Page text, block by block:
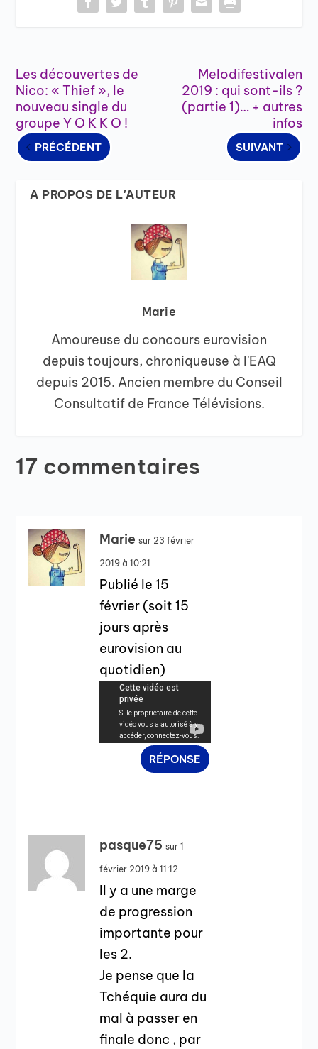
Les découvertes de
Nico: « Thief », le
nouveau single du
groupe Y O K K O !
PRÉCÉDENT
Melodifestivalen
2019 : qui sont-ils ?
(partie 1)… + autres
infos
SUIVANT
A PROPOS DE L'AUTEUR
Marie
Amoureuse du concours eurovision
depuis toujours, chroniqueuse à l'EAQ
depuis 2015. Ancien membre du Conseil
Consultatif de France Télévisions.
17 commentaires
Marie sur 23 février
2019 à 10:21
Publié le 15
février (soit 15
jours après
eurovision au
quotidien)
RÉPONSE
pasque75 sur 1
février 2019 à 11:12
Il y a une marge
de progression
importante pour
les 2.
Je pense que la
Tchéquie aura du
mal à passer en
finale donc , par